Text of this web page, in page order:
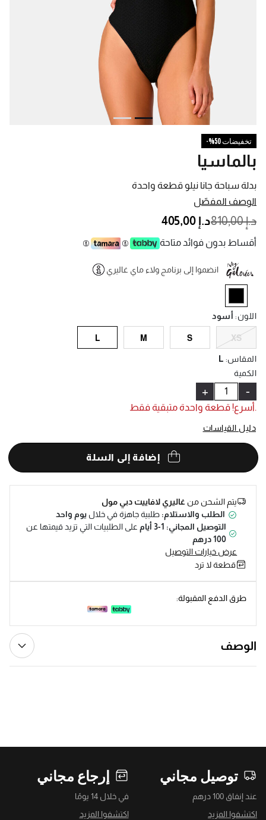
تخفيضات 50%-
بدلة سباحة جانا نيلو قطعة واحدة
بالماسيا
الوصف المفصّل
PRICE REDUCED FROM
د.إ 810,00 TO
د.إ 405,00
أقساط بدون فوائد متاحة
انضموا إلى برنامج ولاء ماي غاليري
selectedاللون: أسود
XS
S
M
L
المقاس:
L
الكمية
-
+
.أسرع! قطعة واحدة متبقية فقط
دليل القياسات
إضافة إلى السلة
يتم الشحن منغاليري لافاييت دبي مول
الطلب والاستلام: طلبية جاهزة في خلال يوم واحد
التوصيل المجاني: 1-3 أيام
على الطلبيات التي تزيد قيمتها عن
100 درهم
عرض خيارات التوصيل
قطعة لا ترد
طرق الدفع المقبولة:
الوصف
توصيل مجاني
عند إنفاق 100 درهم
اكتشفوا المزيد
إرجاع مجاني
في خلال 14 يومًا
اكتشفوا المزيد